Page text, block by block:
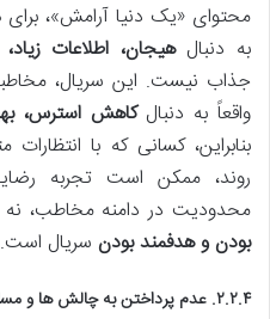
محتوای «یک دنیا آرامش»،
به دنبالهیجان، اطلاعات
جذاب نیست. این سریال،
واقعاً به دنبالکاهش استرس،
بنابراین، کسانی که با
روند، ممکن است تجربه
محدودیت در دامنه مخاطب،
بودن و هدفمند بودن سریال است.
۲.۲.۴. عدم پرداختن به چالش ها و مسائل زیست محیطی